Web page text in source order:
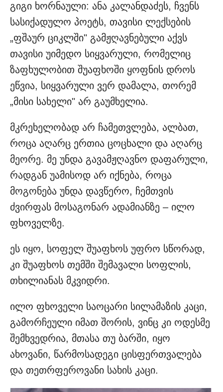
გიგი ხორნაული: ანა კალანდაძეს, ჩვენს
სასიქადულო პოეტს, თავისი ლექსების
„ფშაურ ციკლში" გამჟღავნებული აქვს
თავისი უიმედო სიყვარული, რომელიც
ზაფხულობით შუაფხოში ყოფნის დროს
ეწვია, სიყვარული ვერ დამალა, თორემ
„მისი სახელი" არ გაუმხელია.
მკრეხელობად არ ჩამეთვლება, ალბათ,
როცა აღარც ერთია ცოცხალი და აღარც
მეორე. მე უნდა გავამჟღავნო დაფარული,
რადგან უამისოდ არ იქნება, როცა
მოგონება უნდა დავწერო, ჩემთვის
ძვირფას მოსაგონარ ადამიანზე – ილო
ფხოველზე.
ეს იყო, სოფელ შუაფხოს უფრო სწორად,
კი შუაფხოს თემში შემავალი სოფლის,
თხილიანას მკვიდრი.
ილო ფხოველი საოცარი სილამაზის კაცი,
გამორჩეული იმათ შორის, ვინც კი ოდესმე
შემხვედრია, მთასა თუ ბარში, იყო
ახოვანი, წარმოსადეგი ცისფერთვალება
და თეთრფეროვანი სახის კაცი.